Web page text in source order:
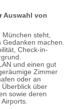
Auswahl von
steht,
machen.
Check-in-
und einen gut
Zimmer
oder an
über
sowie deren